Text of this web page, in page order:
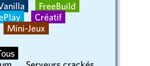
FreeBuild
Créatif
Mini-Jeux